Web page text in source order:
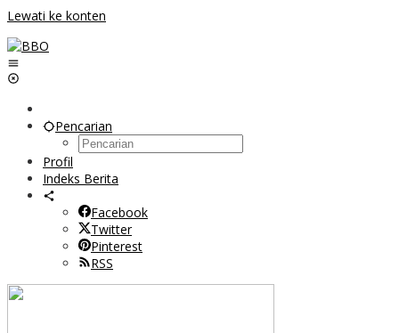
Lewati ke konten
Pencarian
Profil
Indeks Berita
Facebook
Twitter
Pinterest
RSS